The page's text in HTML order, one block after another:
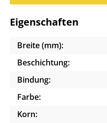
Eigenschaften
Breite (mm):
Beschichtung:
Bindung:
Farbe:
Korn: